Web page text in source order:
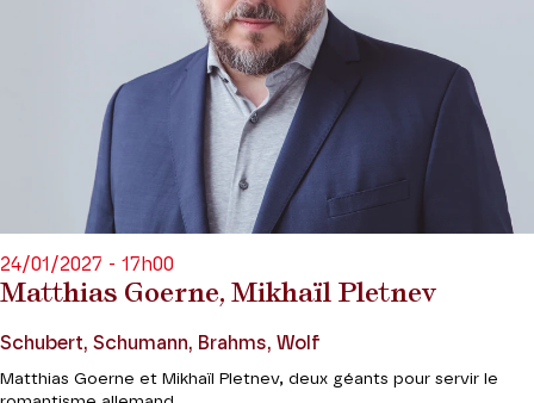
Matthias Goerne, Mikhaïl Pletnev
24/01/2027 - 17h00
Schubert, Schumann, Brahms, Wolf
Matthias Goerne et Mikhaïl Pletnev, deux géants pour servir le